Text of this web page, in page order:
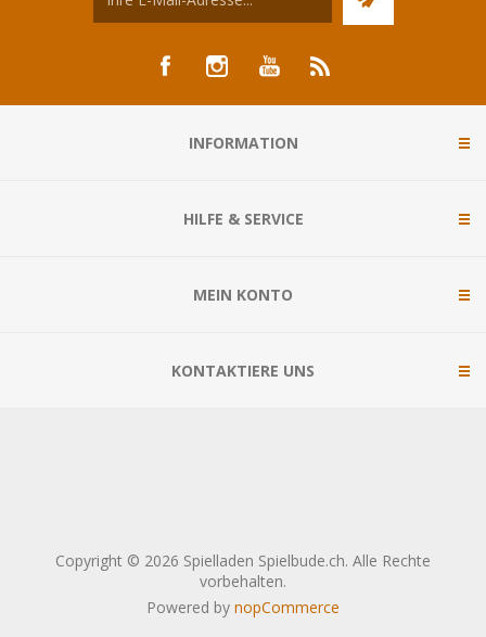
INFORMATION
HILFE & SERVICE
MEIN KONTO
KONTAKTIERE UNS
Copyright © 2026 Spielladen Spielbude.ch. Alle Rechte
vorbehalten.
Powered by nopCommerce